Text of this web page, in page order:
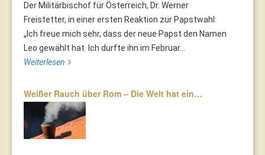
Der Militärbischof für Österreich, Dr. Werner
Freistetter, in einer ersten Reaktion zur Papstwahl:
„Ich freue mich sehr, dass der neue Papst den Namen
Leo gewählt hat. Ich durfte ihn im Februar...
Weiterlesen
Weißer Rauch über Rom – Die Welt hat ein…